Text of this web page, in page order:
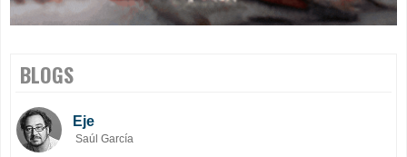
BLOGS
Eje
Saúl García